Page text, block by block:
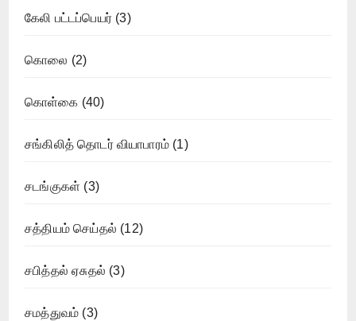
கேலி பட்டப்பெயர் (3)
கொலை (2)
கொள்கை (40)
சங்கிலித் தொடர் வியாபாரம் (1)
சடங்குகள் (3)
சத்தியம் செய்தல் (12)
சபித்தல் ஏசுதல் (3)
சமத்துவம் (3)